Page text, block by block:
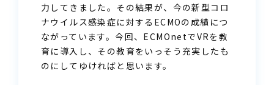
力してきました。その結果が、今の新型コロ
ナウイルス感染症に対するECMOの成績につ
ながっています。今回、ECMOnetでVRを教
育に導入し、その教育をいっそう充実したも
のにしてゆければと思います。